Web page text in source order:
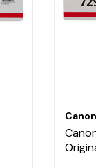
Canon